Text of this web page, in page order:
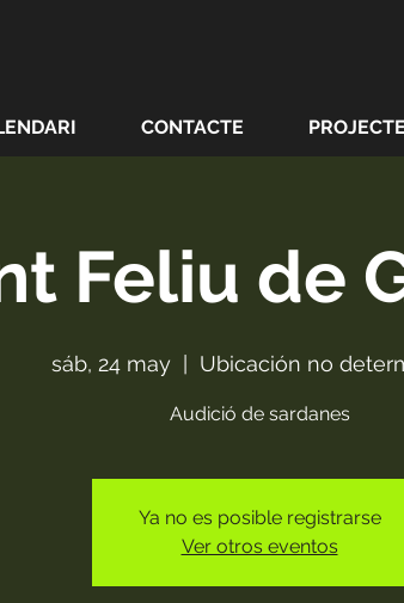
CONTACTE
Feliu de
sáb, 24 may
  |
Ubicación no
Audició de sardanes
Ya no es posible registrarse
Ver otros eventos